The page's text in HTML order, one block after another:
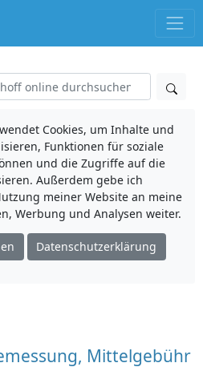
Cookies, um Inhalte und
Funktionen für soziale
und die Zugriffe auf die
Außerdem gebe ich
meiner Website an meine
Werbung und Analysen weiter.
Datenschutzerklärung
Mittelgebühr